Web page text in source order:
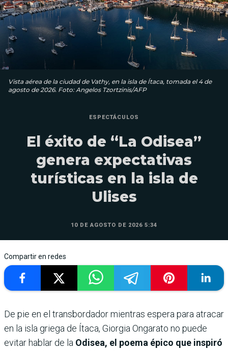
Vista aérea de la ciudad de Vathy, en la isla de Ítaca, tomada el 4 de
agosto de 2026. Foto: Angelos Tzortzinis/AFP
ESPECTÁCULOS
El éxito de “La Odisea”
genera expectativas
turísticas en la isla de
Ulises
10 DE AGOSTO DE 2026 5:34
Compartir en redes
De pie en el transbordador mientras espera para atracar
en la isla griega de Ítaca, Giorgia Ongarato no puede
evitar hablar de la Odisea, el poema épico que inspiró